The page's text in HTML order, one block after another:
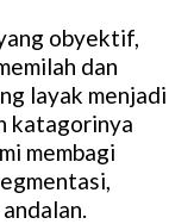
obyektif,
dan
layak menjadi
katagorinya
membagi